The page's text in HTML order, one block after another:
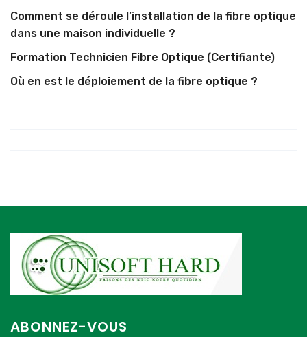
Comment se déroule l’installation de la fibre optique
dans une maison individuelle ?
Formation Technicien Fibre Optique (Certifiante)
Où en est le déploiement de la fibre optique ?
ABONNEZ-VOUS